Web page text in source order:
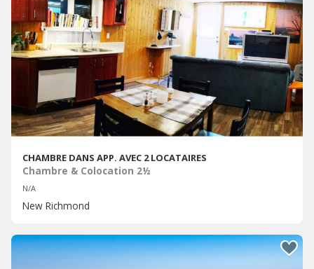
CHAMBRE DANS APP. AVEC 2 LOCATAIRES
Chambre & Colocation 2½
N/A
New Richmond